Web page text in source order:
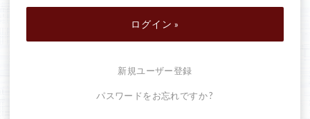
新規ユーザー登録
パスワードをお忘れですか ?